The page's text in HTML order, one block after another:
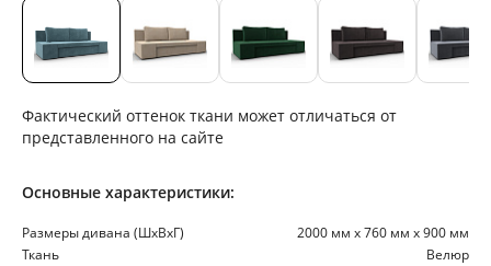
Фактический оттенок ткани может отличаться от
представленного на сайте
Основные характеристики:
Размеры дивана (ШхВхГ)
2000 мм х 760 мм х 900 мм
Ткань
Велюр